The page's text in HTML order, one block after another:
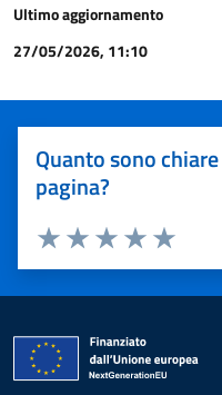
Ultimo aggiornamento
27/05/2026, 11:10
Quanto sono
pagina?
Valuta 5
Valuta 4
Valuta 3 stelle
Valuta 2 stelle su 5
Valuta 1 stelle su 5